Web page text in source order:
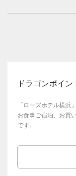
ドラゴンポイ
「ローズホテル横浜
お食事ご宿泊、お買
です。